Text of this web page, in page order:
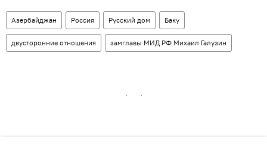
Азербайджан Россия Русский дом Баку
двусторонние отношения замглавы МИД РФ Михаил Галузин